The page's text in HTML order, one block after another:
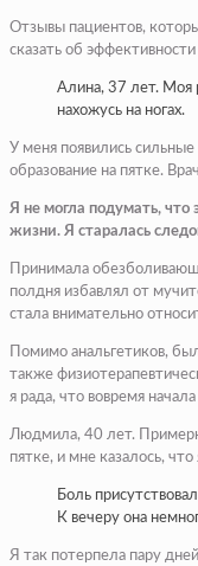
Отзывы пациентов,
сказать об
Алина, 37 лет. Моя
нахожусь на ногах.
У меня появились
образование на пятке.
Я не могла подумать, что
жизни. Я старалась
Принимала
полдня избавлял от
стала внимательно
Помимо анальгетиков,
также
я рада, что вовремя
Людмила, 40 лет.
пятке, и мне казалось, что
Боль
К вечеру она
Я так потерпела пару